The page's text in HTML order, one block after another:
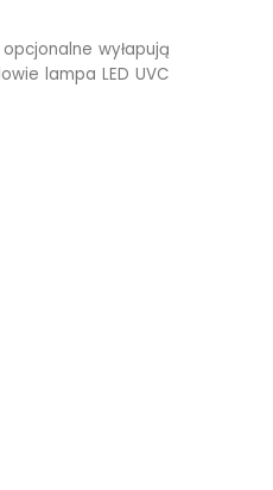
wyłapują
lampa LED UVC